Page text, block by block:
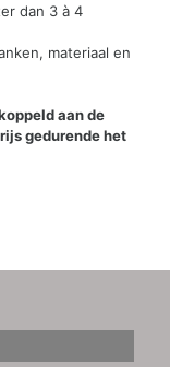
dan 3 à 4
materiaal en
aan de
gedurende het